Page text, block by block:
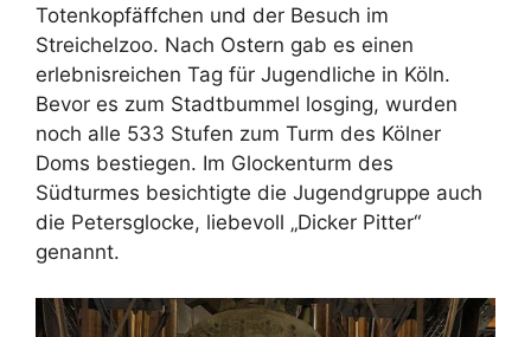
Totenkopfäffchen und der Besuch im
Streichelzoo. Nach Ostern gab es einen
erlebnisreichen Tag für Jugendliche in Köln.
Bevor es zum Stadtbummel losging, wurden
noch alle 533 Stufen zum Turm des Kölner
Doms bestiegen. Im Glockenturm des
Südturmes besichtigte die Jugendgruppe auch
die Petersglocke, liebevoll „Dicker Pitter“
genannt.